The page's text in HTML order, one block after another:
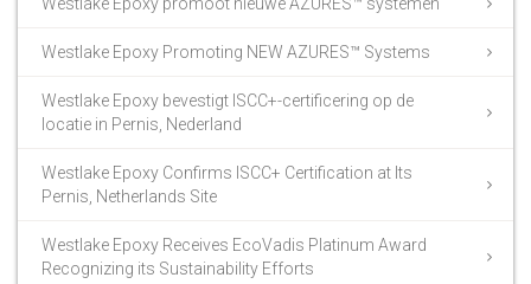
Westlake Epoxy Promoting NEW AZURES™ Systems
Westlake Epoxy bevestigt ISCC+-certificering op de
locatie in Pernis, Nederland
Westlake Epoxy Confirms ISCC+ Certification at Its
Pernis, Netherlands Site
Westlake Epoxy Receives EcoVadis Platinum Award
Recognizing its Sustainability Efforts